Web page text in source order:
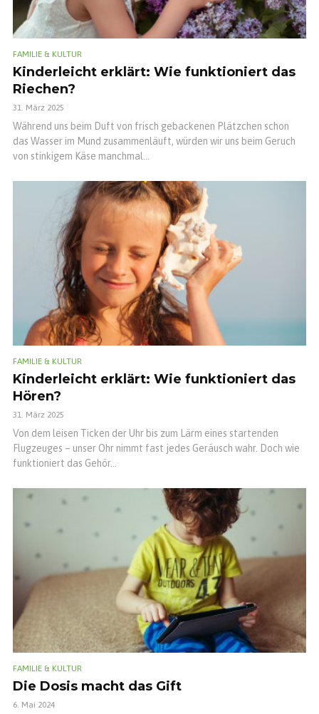
FAMILIE & KULTUR
Kinderleicht erklärt: Wie funktioniert das
Riechen?
31. März 2025
Während uns beim Duft von frisch gebackenen Plätzchen schon
das Wasser im Mund zusammenläuft, würden wir uns beim Geruch
von stinkigem Käse manchmal...
FAMILIE & KULTUR
Kinderleicht erklärt: Wie funktioniert das
Hören?
31. März 2025
Von dem leisen Ticken der Uhr bis zum Lärm eines startenden
Flugzeuges – unser Ohr nimmt fast jedes Geräusch wahr. Doch wie
funktioniert das Gehör...
FAMILIE & KULTUR
Die Dosis macht das Gift
6. Mai 2024